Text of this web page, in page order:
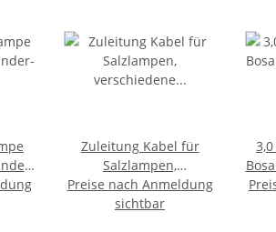
Zuleitung Kabel für
Salzlampen,
verschiedene Längen &
Farben
Preise nach Anmeldung
sichtbar